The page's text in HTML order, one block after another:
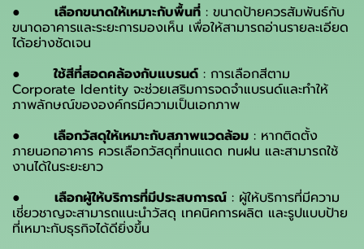
● เลือกขนาดให้เหมาะกับพื้นที่ : ขนาดป้ายควรสัมพันธ์กับ
ขนาดอาคารและระยะการมองเห็น เพื่อให้สามารถอ่านรายละเอียด
ได้อย่างชัดเจน
●
ใช้สีที่สอดคล้องกับแบรนด์ : การเลือกสีตาม
Corporate Identity จะช่วยเสริมการจดจำแบรนด์และทำให้
ภาพลักษณ์ขององค์กรมีความเป็นเอกภาพ
●
เลือกวัสดุให้เหมาะกับสภาพแวดล้อม : หากติดตั้ง
ภายนอกอาคาร ควรเลือกวัสดุที่ทนแดด ทนฝน และสามารถใช้
งานได้ในระยะยาว
● เลือกผู้ให้บริการที่มีประสบการณ์ : ผู้ให้บริการที่มีความ
เชี่ยวชาญจะสามารถแนะนำวัสดุ เทคนิคการผลิต และรูปแบบป้าย
ที่เหมาะกับธุรกิจได้ดียิ่งขึ้น